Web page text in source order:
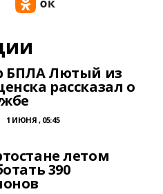
БПЛА Лютый из
рассказал о
1 ИЮНЯ , 05:45
летом
390